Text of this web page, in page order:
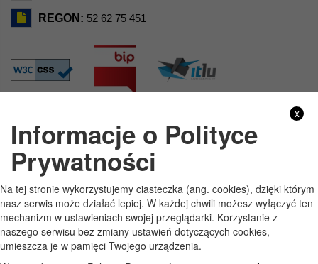
REGON: 52 62 75 451
GODZINY PRACY
Pon 7:30 - 15:30
Wt 7:30 - 15:30
Śr 7:30 - 15:30
x
Informacje o Polityce
Prywatności
Na tej stronie wykorzystujemy ciasteczka (ang. cookies), dzięki którym
nasz serwis może działać lepiej. W każdej chwili możesz wyłączyć ten
mechanizm w ustawieniach swojej przeglądarki. Korzystanie z
naszego serwisu bez zmiany ustawień dotyczących cookies,
umieszcza je w pamięci Twojego urządzenia.